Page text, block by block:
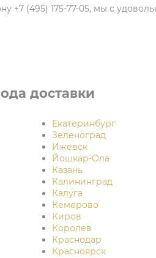
+7 (495) 175-77-05, мы с
доставки
Екатеринбург
Зеленоград
Ижевск
Йошкар-Ола
Казань
Калининград
Калуга
Кемерово
Киров
Королев
Краснодар
Красноярск